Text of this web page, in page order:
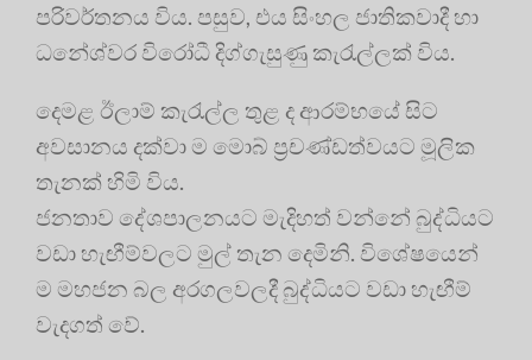
පරිවර්තනය විය. පසුව, එය සිංහල ජාතිකවාදී හා
ධනේශ්වර විරෝධී දිග්ගැසුණු කැරැල්ලක් විය.
දෙමළ ඊලාම් කැරැල්ල තුළ ද ආරම්භයේ සිට
අවසානය දක්වා ම මොබ් ප්‍රචණ්ඩත්වයට මූලික
තැනක් හිමි විය.
ජනතාව දේශපාලනයට මැදිහත් වන්නේ බුද්ධියට
වඩා හැඟීම්වලට මුල් තැන දෙමිනි. විශේෂයෙන්
ම මහජන බල අරගලවලදී බුද්ධියට වඩා හැඟීම්
වැදගත් වේ.